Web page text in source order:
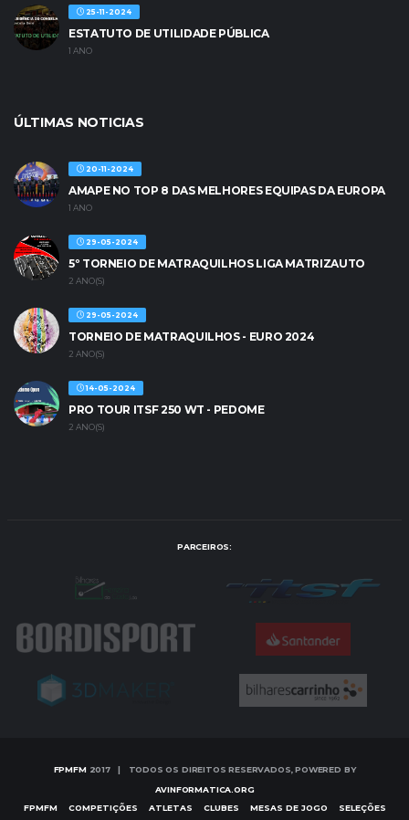
25-11-2024
ESTATUTO DE UTILIDADE PÚBLICA
1 ANO
ÚLTIMAS NOTICIAS
20-11-2024
AMAPE NO TOP 8 DAS MELHORES EQUIPAS DA EUROPA
1 ANO
29-05-2024
5º TORNEIO DE MATRAQUILHOS LIGA MATRIZAUTO
2 ANO(S)
29-05-2024
TORNEIO DE MATRAQUILHOS - EURO 2024
2 ANO(S)
14-05-2024
PRO TOUR ITSF 250 WT - PEDOME
2 ANO(S)
PARCEIROS:
FPMFM2017 | TODOS OS DIREITOS RESERVADOS, POWERED BY
AVINFORMATICA.ORG
FPMFM
COMPETIÇÕES ATLETAS CLUBES MESAS DE JOGO SELEÇÕES